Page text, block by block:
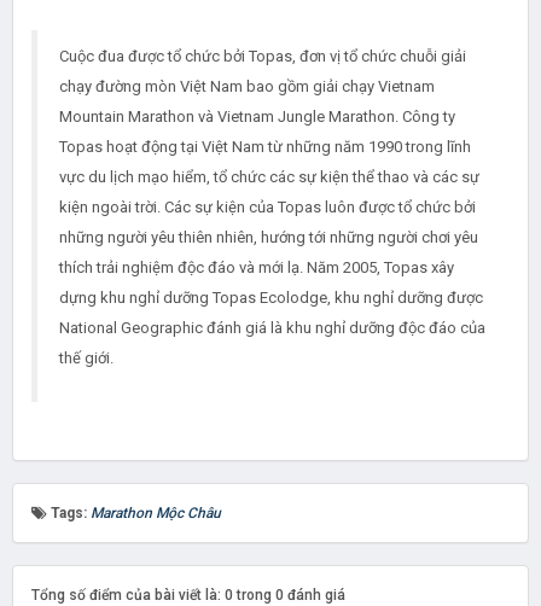
Cuộc đua được tổ chức bởi Topas, đơn vị tổ chức chuỗi giải
chạy đường mòn Việt Nam bao gồm giải chạy Vietnam
Mountain Marathon và Vietnam Jungle Marathon. Công ty
Topas hoạt động tại Việt Nam từ những năm 1990 trong lĩnh
vực du lịch mạo hiểm, tổ chức các sự kiện thể thao và các sự
kiện ngoài trời. Các sự kiện của Topas luôn được tổ chức bởi
những người yêu thiên nhiên, hướng tới những người chơi yêu
thích trải nghiệm độc đáo và mới lạ. Năm 2005, Topas xây
dựng khu nghỉ dưỡng Topas Ecolodge, khu nghỉ dưỡng được
National Geographic đánh giá là khu nghỉ dưỡng độc đáo của
thế giới.
Tags: Marathon Mộc Châu
Tổng số điểm của bài viết là: 0 trong 0 đánh giá